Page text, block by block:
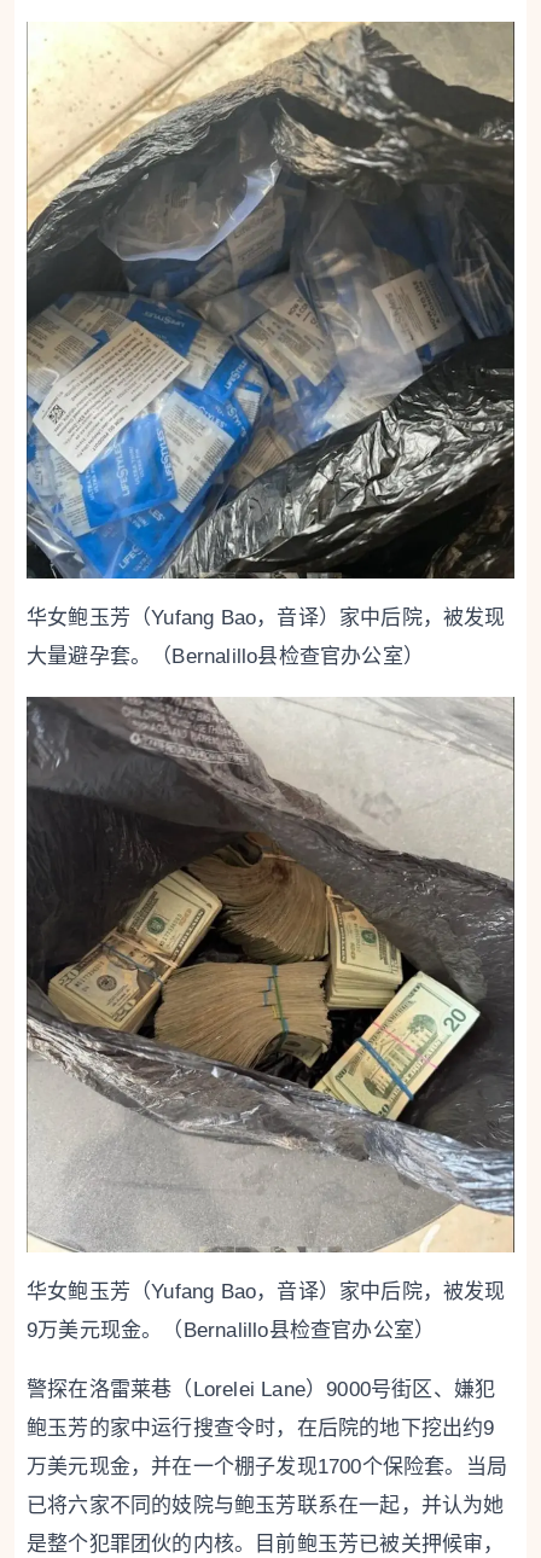
华女鲍玉芳（Yufang Bao，音译）家中后院，被发现
大量避孕套。（Bernalillo县检查官办公室）
华女鲍玉芳（Yufang Bao，音译）家中后院，被发现
9万美元现金。（Bernalillo县检查官办公室）
警探在洛雷莱巷（Lorelei Lane）9000号街区、嫌犯
鲍玉芳的家中运行搜查令时，在后院的地下挖出约9
万美元现金，并在一个棚子发现1700个保险套。当局
已将六家不同的妓院与鲍玉芳联系在一起，并认为她
是整个犯罪团伙的内核。目前鲍玉芳已被关押候审，